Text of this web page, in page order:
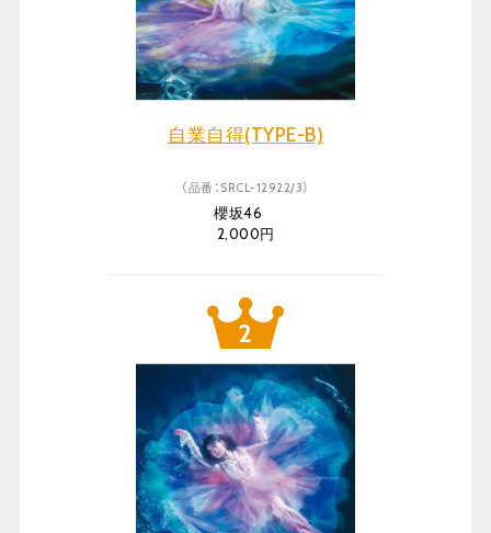
自業自得(TYPE-B)
（品番：SRCL-12922/3）
櫻坂46
2,000円